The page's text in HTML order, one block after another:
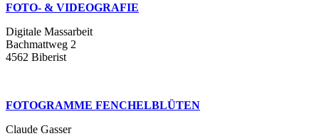
FOTO- & VIDEOGRAFIE
Digitale Massarbeit
Bachmattweg 2
4562 Biberist
FOTOGRAMME FENCHELBLÜTEN
Claude Gasser